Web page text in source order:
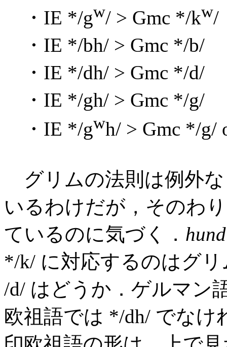
・IE */gw/ > Gmc */kw/
・IE */bh/ > Gmc */b/
・IE */dh/ > Gmc */d/
・IE */gh/ > Gmc */g/
・IE */gwh/ > Gmc */g/
グリムの法則は例外
いるわけだが，そのわ
ているのに気づく． hund
*/k/ に対応するのはグ
/d/ はどうか．ゲルマン
欧祖語では */dh/ でなけ